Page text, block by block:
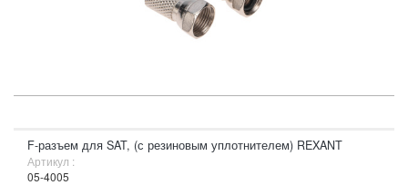
F-разъем для SAT, (с резиновым уплотнителем) REXANT
Артикул :
05-4005